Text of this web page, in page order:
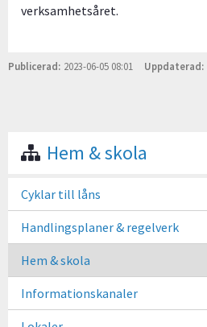
verksamhetsåret.
Publicerad 2023-06-05 08:01 Uppdaterad
Hem & skola
Cyklar till låns
Handlingsplaner & regelverk
Hem & skola
Informationskanaler